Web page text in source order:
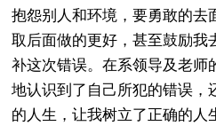
抱怨别人和环境，要勇敢的去
取后面做的更好，甚至鼓励我
补这次错误。在系领导及老师
地认识到了自己所犯的错误，
的人生，让我树立了正确的人